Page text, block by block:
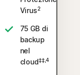
Virus2
75 GB di
backup
nel
cloud‡‡,4